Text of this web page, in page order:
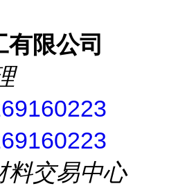
限公司
料交易中心